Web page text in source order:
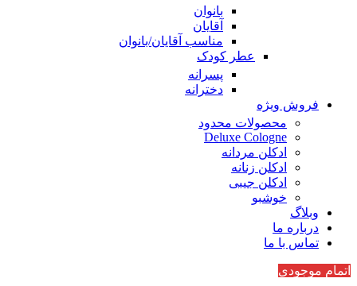
بانوان
آقایان
مناسب آقایان/بانوان
عطر کودک
پسرانه
دخترانه
فروش ویژه
محصولات محدود
Deluxe Cologne
ادکلن مردانه
ادکلن زنانه
ادکلن جیبی
خوشبو
وبلاگ
درباره ما
تماس با ما
اتمام موجودی